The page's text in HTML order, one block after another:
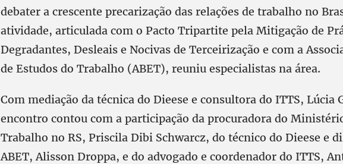
debater a crescente precarização das relações de trabalho no
atividade, articulada com o Pacto Tripartite pela Mitigação de
Degradantes, Desleais e Nocivas de Terceirização e com a
de Estudos do Trabalho (ABET), reuniu especialistas na área.
Com mediação da técnica do Dieese e consultora do ITTS, Lúcia
encontro contou com a participação da procuradora do
Trabalho no RS, Priscila Dibi Schwarcz, do técnico do Dieese e
ABET, Alisson Droppa, e do advogado e coordenador do ITTS,